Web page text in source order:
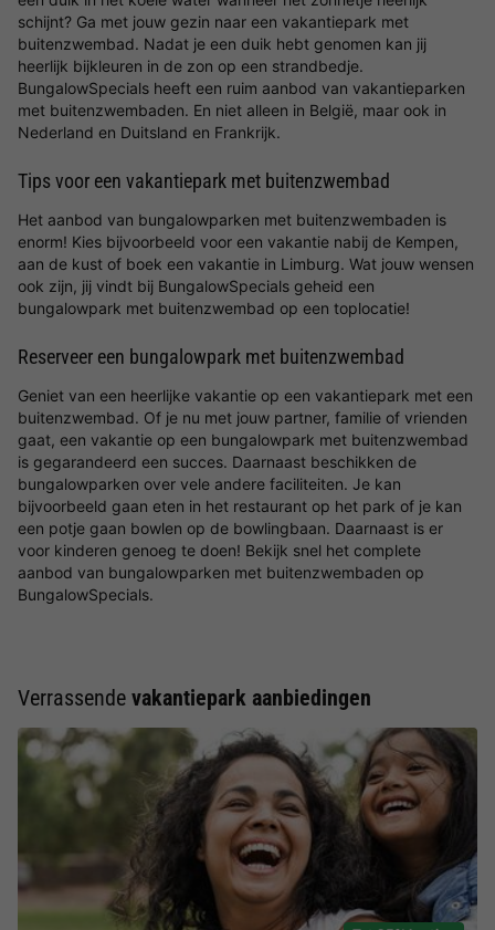
schijnt? Ga met jouw gezin naar een vakantiepark met
buitenzwembad. Nadat je een duik hebt genomen kan jij
heerlijk bijkleuren in de zon op een strandbedje.
BungalowSpecials heeft een ruim aanbod van vakantieparken
met buitenzwembaden. En niet alleen in België, maar ook in
Nederland en Duitsland en Frankrijk.
Tips voor een vakantiepark met buitenzwembad
Het aanbod van bungalowparken met buitenzwembaden is
enorm! Kies bijvoorbeeld voor een vakantie nabij de Kempen,
aan de kust of boek een vakantie in Limburg. Wat jouw wensen
ook zijn, jij vindt bij BungalowSpecials geheid een
bungalowpark met buitenzwembad op een toplocatie!
Reserveer een bungalowpark met buitenzwembad
Geniet van een heerlijke vakantie op een vakantiepark met een
buitenzwembad. Of je nu met jouw partner, familie of vrienden
gaat, een vakantie op een bungalowpark met buitenzwembad
is gegarandeerd een succes. Daarnaast beschikken de
bungalowparken over vele andere faciliteiten. Je kan
bijvoorbeeld gaan eten in het restaurant op het park of je kan
een potje gaan bowlen op de bowlingbaan. Daarnaast is er
voor kinderen genoeg te doen! Bekijk snel het complete
aanbod van bungalowparken met buitenzwembaden op
BungalowSpecials.
Verrassende vakantiepark aanbiedingen